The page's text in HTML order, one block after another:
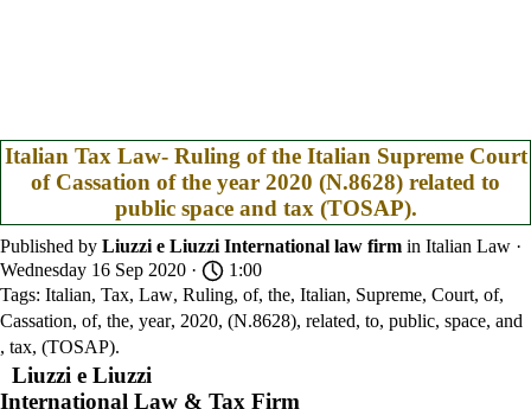
Italian Tax Law- Ruling of the Italian Supreme Court
of Cassation of the year 2020 (N.8628) related to
public space and tax (TOSAP).
Published by Liuzzi e Liuzzi International law firm in Italian Law ·
Wednesday 16 Sep 2020 ·
1:00
Tags: Italian, Tax, Law, Ruling, of, the, Italian, Supreme, Court, of,
Cassation, of, the, year, 2020, (N.8628), related, to, public, space, and
, tax, (TOSAP).
Liuzzi e Liuzzi
International Law & Tax Firm